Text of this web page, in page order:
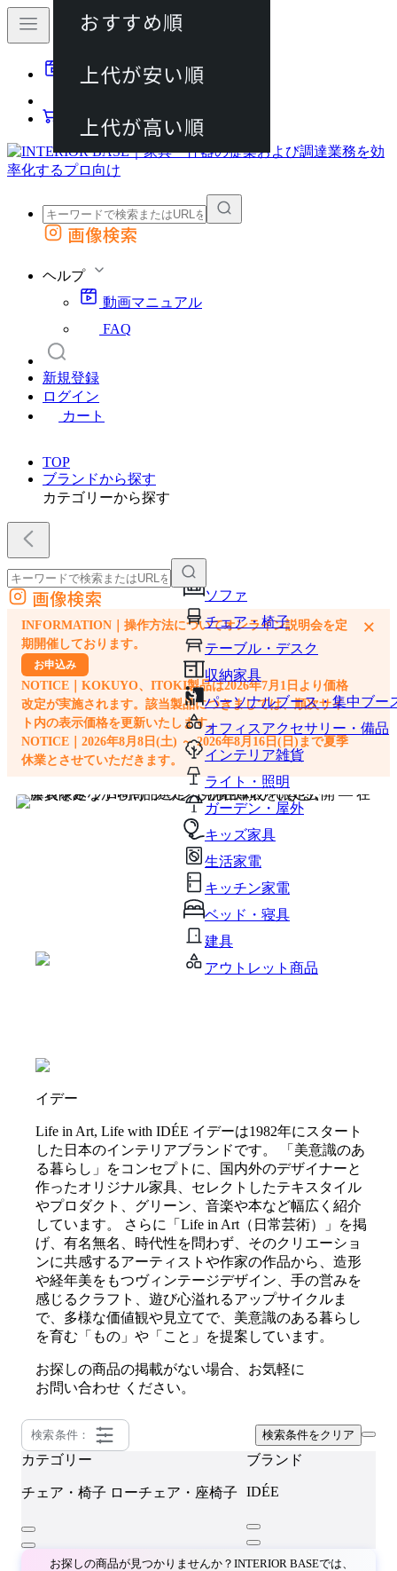
動画マニュアル
カート
外部サイトの商品をカートに追加
画像検索
ヘルプ
動画マニュアル
FAQ
新規登録
ログイン
カート
TOP
ブランドから探す
カテゴリーから探す
ソファ
チェア・椅子
テーブル・デスク
収納家具
パーソナルブース・集中ブー
オフィスアクセサリー・備品
インテリア雑貨
ライト・照明
ガーデン・屋外
キッズ家具
生活家電
キッチン家電
ベッド・寝具
建具
アウトレット商品
外部サイトの商品をカートに追加
他のサイトで見つけた商品ページのURLを貼り付けて、カートに追加できます
画像検索
INFORMATION｜操作方法についてオンライン説明会を定
期開催しております。
お申込み
NOTICE｜KOKUYO、ITOKI製品は2026年7月1日より価格
改定が実施されます。該当製品につきましては、順次サイ
ト内の表示価格を更新いたします。
NOTICE｜2026年8月8日(土) ～ 2026年8月16日(日)まで夏季
休業とさせていただきます。
×
イデー
Life in Art, Life with IDÉE イデーは1982年にスタート
した日本のインテリアブランドです。 「美意識のあ
る暮らし」をコンセプトに、国内外のデザイナーと
作ったオリジナル家具、セレクトしたテキスタイル
やプロダクト、グリーン、音楽や本など幅広く紹介
しています。 さらに「Life in Art（日常芸術）」を掲
げ、有名無名、時代性を問わず、そのクリエーショ
ンに共感するアーティストや作家の作品から、造形
や経年美をもつヴィンテージデザイン、手の営みを
感じるクラフト、遊び心溢れるアップサイクルま
で、多様な価値観や見立てで、美意識のある暮らし
を育む「もの」や「こと」を提案しています。
お探しの商品の掲載がない場合、お気軽に
お問い合わせ ください。
検索条件： 検索条件をクリア
カテゴリー
チェア・椅子 ローチェア・座椅子
ブランド
IDÉE
お探しの商品が見つかりませんか？INTERIOR BASEでは、
おすすめ順
上代が安い順
上代が高い順